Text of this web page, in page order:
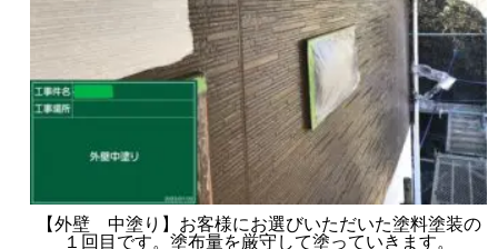
【外壁 中塗り】お客様にお選びいただいた塗料塗装の
１回目です。塗布量を厳守して塗っていきます。